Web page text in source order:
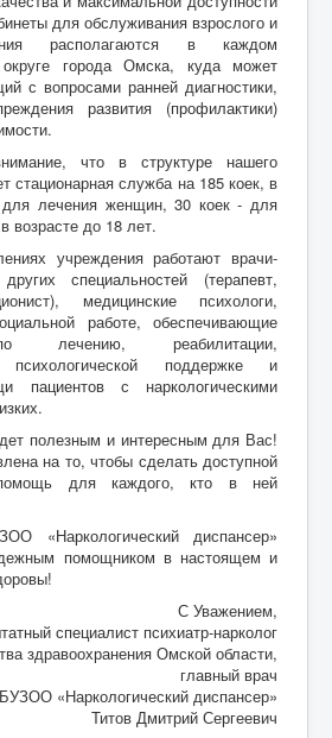
для обслуживания взрослого и
располагаются в каждом
округе города Омска, куда может
с вопросами ранней диагностики,
развития (профилактики)
что в структуре нашего
стационарная служба на 185 коек, в
лечения женщин, 30 коек - для
возрасте до 18 лет.
учреждения работают врачи-
специальностей (терапевт,
медицинские психологи,
работе, обеспечивающие
лечению, реабилитации,
психологической поддержке и
пациентов с наркологическими
полезным и интересным для Вас!
на то, чтобы сделать доступной
помощь для каждого, кто в ней
«Наркологический диспансер»
помощником в настоящем и
С Уважением,
специалист психиатр-нарколог
здравоохранения Омской области,
главный врач
БУЗОО «Наркологический диспансер»
Титов Дмитрий Сергеевич